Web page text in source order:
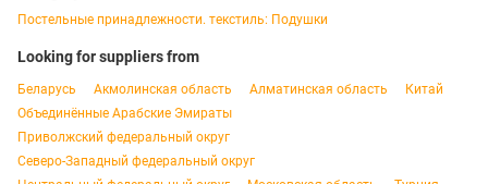
Постельные принадлежности. текстиль: Подушки
Looking for suppliers from
Беларусь Акмолинская область Алматинская область
Китай
Объединённые Арабские Эмираты
Приволжский федеральный округ
Северо-Западный федеральный округ